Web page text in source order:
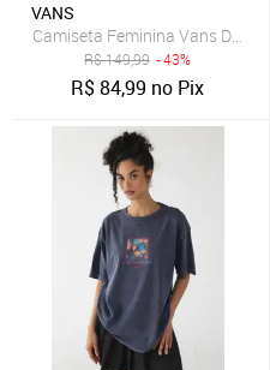
VANS
Camiseta Feminina Vans
R$149,99 - 43%
R$84,99 no Pix